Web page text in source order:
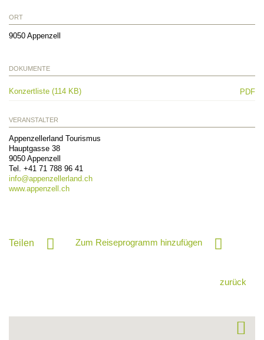
ORT
9050 Appenzell
DOKUMENTE
Konzertliste (114 KB) PDF
VERANSTALTER
Appenzellerland Tourismus
Hauptgasse 38
9050 Appenzell
Tel. +41 71 788 96 41
info@appenzellerland.ch
www.appenzell.ch
Teilen Zum Reiseprogramm hinzufügen
zurück